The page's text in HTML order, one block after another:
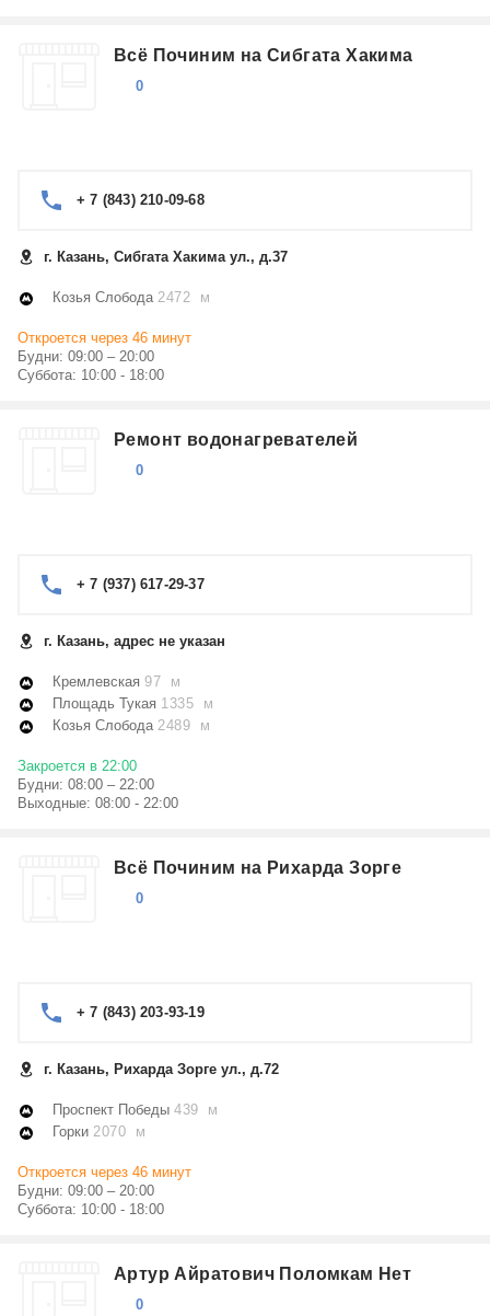
Всё Починим на Сибгата Хакима
0
+ 7 (843) 210-09-68
г. Казань, Сибгата Хакима ул., д.37
Козья Слобода2472 м
Откроется через 46 минут
Будни: 09:00 – 20:00
Суббота: 10:00 - 18:00
Ремонт водонагревателей
0
+ 7 (937) 617-29-37
г. Казань, адрес не указан
Кремлевская 97 м
Площадь Тукая 1335 м
Козья Слобода2489 м
Закроется в 22:00
Будни: 08:00 – 22:00
Выходные: 08:00 - 22:00
Всё Починим на Рихарда Зорге
0
+ 7 (843) 203-93-19
г. Казань, Рихарда Зорге ул., д.72
Проспект Победы 439 м
Горки 2070 м
Откроется через 46 минут
Будни: 09:00 – 20:00
Суббота: 10:00 - 18:00
Артур Айратович Поломкам Нет
0